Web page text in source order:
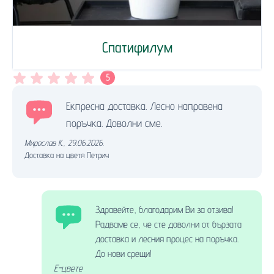
Спатифилум
5
Екпресна доставка. Лесно направена
поръчка. Доволни сме.
Мирослав К. 29.06.2026.
Доставка на цветя Петрич
Здравейте, благодарим Ви за отзива!
Радваме се, че сте доволни от бързата
доставка и лесния процес на поръчка.
До нови срещи!
Е-цвете